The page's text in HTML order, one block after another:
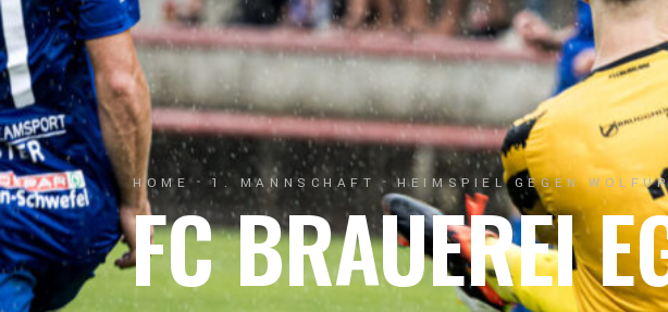
Über uns
Vorstand
Geschichte
Junkerau
1. Mannschaft
1b-Mannschaft
Nachwuchs
Junkerau
HOME 1. MANNSCHAFT HEIMSPIEL GEGEN
FC BRAUEREI